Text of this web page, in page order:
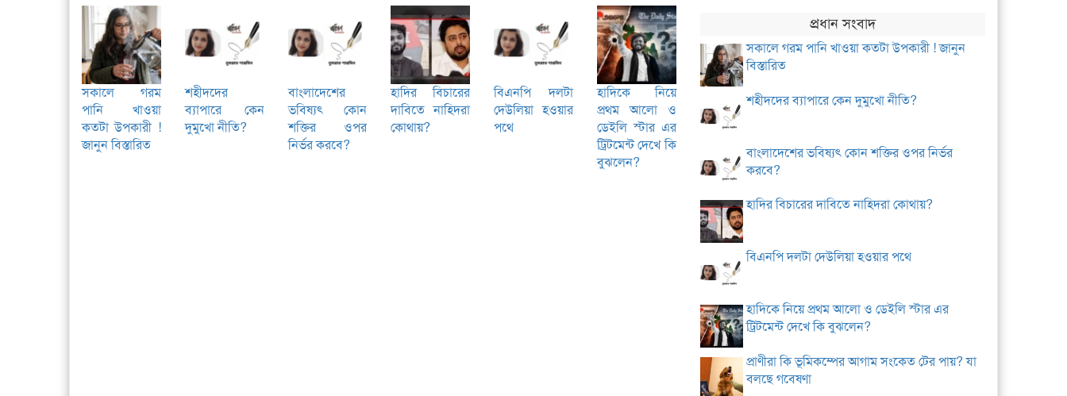
সকালে গরম
পানি খাওয়া
কতটা উপকারী !
জানুন বিস্তারিত
শহীদদের
ব্যাপারে কেন
দুমুখো নীতি?
বাংলাদেশের
ভবিষ্যৎ কোন
শক্তির ওপর
নির্ভর করবে?
হাদির বিচারের
দাবিতে নাহিদরা
কোথায়?
বিএনপি দলটা
দেউলিয়া হওয়ার
পথে
হাদিকে নিয়ে
প্রথম আলো ও
ডেইলি স্টার এর
ট্রিটমেন্ট দেখে কি
বুঝলেন?
প্রধান সংবাদ
সকালে গরম পানি খাওয়া কতটা উপকারী ! জানুন
বিস্তারিত
শহীদদের ব্যাপারে কেন দুমুখো নীতি?
বাংলাদেশের ভবিষ্যৎ কোন শক্তির ওপর নির্ভর
করবে?
হাদির বিচারের দাবিতে নাহিদরা কোথায়?
বিএনপি দলটা দেউলিয়া হওয়ার পথে
হাদিকে নিয়ে প্রথম আলো ও ডেইলি স্টার এর
ট্রিটমেন্ট দেখে কি বুঝলেন?
প্রাণীরা কি ভূমিকম্পের আগাম সংকেত টের পায়? যা
বলছে গবেষণা